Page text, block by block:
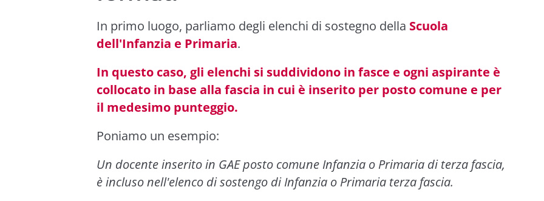
In primo luogo, parliamo degli elenchi di sostegno della Scuola
dell'Infanzia e Primaria.
In questo caso, gli elenchi si suddividono in fasce e ogni aspirante è
collocato in base alla fascia in cui è inserito per posto comune e per
il medesimo punteggio.
Poniamo un esempio:
Un docente inserito in GAE posto comune Infanzia o Primaria di terza fascia,
è incluso nell'elenco di sostengo di Infanzia o Primaria terza fascia.